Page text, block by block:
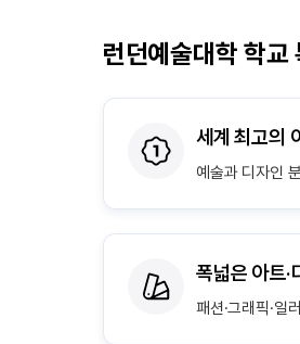
런던예술대학 학교
세계 최고의
예술과 디자인
폭넓은 아트·
패션·그래픽·